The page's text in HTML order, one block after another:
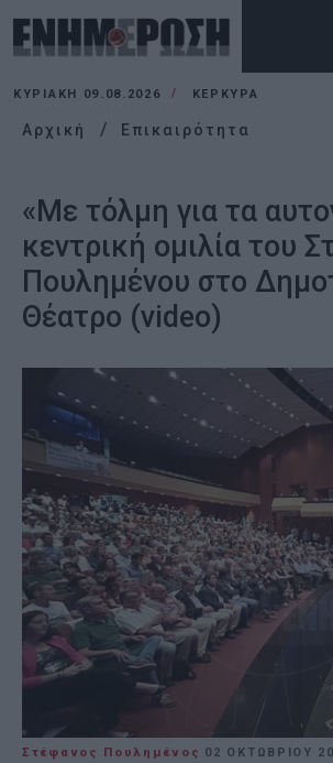
ΚΥΡΙΑΚΉ 09.08.2026 ΚΕΡΚΥΡΑ
Αρχική Επικαιρότητα
«Με τόλμη για τα
κεντρική ομιλία του
Πουλημένου στο
Θέατρο (video)
Στέφανος Πουλημένος 02 ΟΚΤΩΒΡΊΟΥ